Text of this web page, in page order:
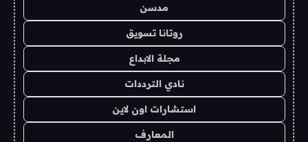
مدسن
روتانا تسويق
مجلة الابداع
نادي الترددات
استشارات اون لاين
المعارف